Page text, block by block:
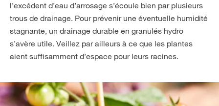
l’excédent d’eau d’arrosage s’écoule bien par plusieurs
trous de drainage. Pour prévenir une éventuelle humidité
stagnante, un drainage durable en granulés hydro
s’avère utile. Veillez par ailleurs à ce que les plantes
aient suffisamment d’espace pour leurs racines.